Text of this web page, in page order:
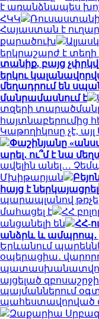
է առանձնապես
ՀԿԿ
Հայաստան է
քարածուխ
երկրաշարժ է տեղի
տանիք, բայց
երկու
մեղադրում են
մանրամասնում է
տզերի տարածմանը
հայտնաբերումից
Կաթողիկոսը չէ,
Փաշինյանը
արել․ ու՞մ է նա
ավելին անել…
Մխիթարյան
հայց է ներկայացրել
պարապլանով
մահացել է
ՀՀ
անցանելի են
ՀՀ-
անձրև և ամպրոպ․
Երևանում
օպերացիա․
այցելած
պայմաններում
պահեստավորված
Զաքարիա